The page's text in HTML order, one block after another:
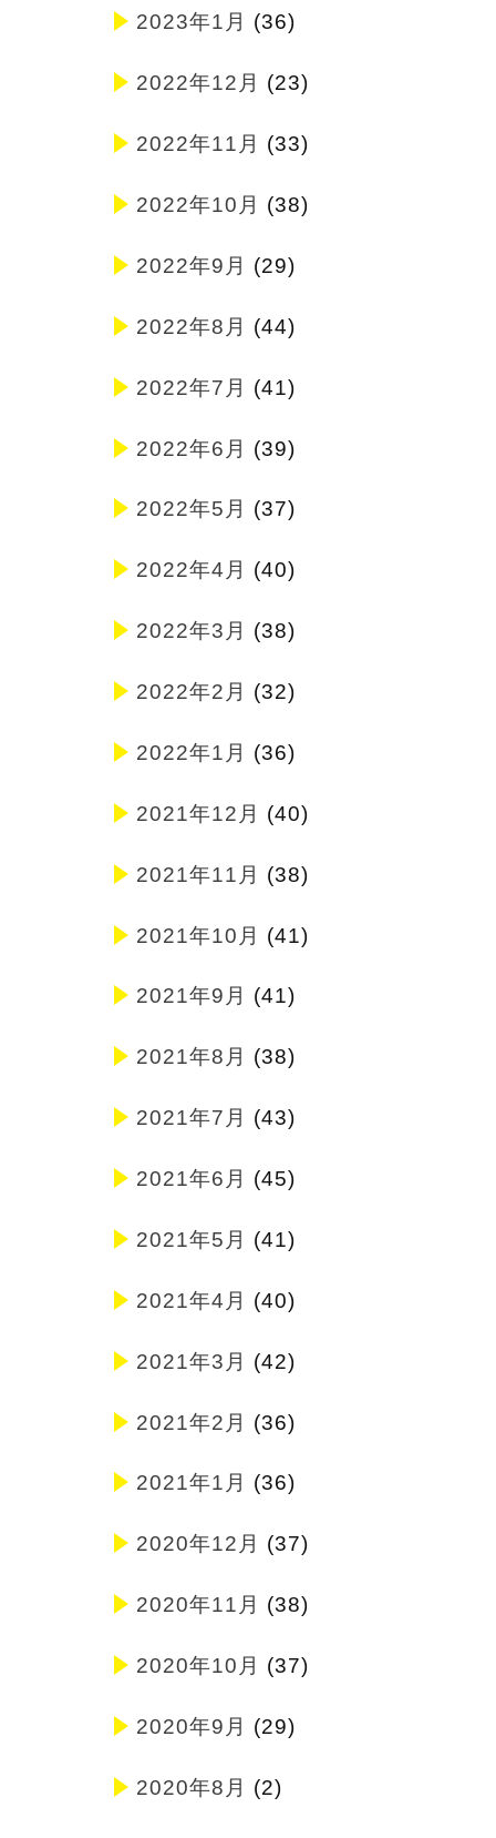
2023年1月 (36)
2022年12月 (23)
2022年11月 (33)
2022年10月 (38)
2022年9月 (29)
2022年8月 (44)
2022年7月 (41)
2022年6月 (39)
2022年5月 (37)
2022年4月 (40)
2022年3月 (38)
2022年2月 (32)
2022年1月 (36)
2021年12月 (40)
2021年11月 (38)
2021年10月 (41)
2021年9月 (41)
2021年8月 (38)
2021年7月 (43)
2021年6月 (45)
2021年5月 (41)
2021年4月 (40)
2021年3月 (42)
2021年2月 (36)
2021年1月 (36)
2020年12月 (37)
2020年11月 (38)
2020年10月 (37)
2020年9月 (29)
2020年8月 (2)